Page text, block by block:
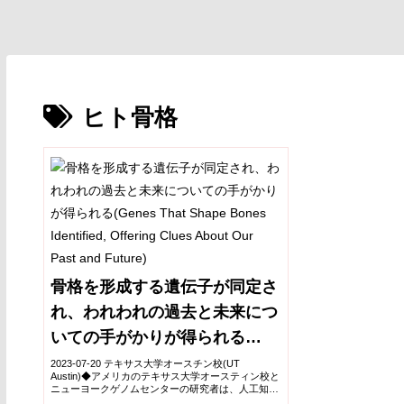
ヒト骨格
骨格を形成する遺伝子が同定さ
れ、われわれの過去と未来につ
いての手がかりが得られる
(Genes That Shape Bones
Identified, Offering Clues
2023-07-20 テキサス大学オースチン校(UT
Austin)◆アメリカのテキサス大学オースティン校と
ニューヨークゲノムセンターの研究者は、人工知能